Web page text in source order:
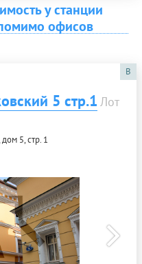
у станции
офисов
B
5 стр.1 Лот
5, стр. 1